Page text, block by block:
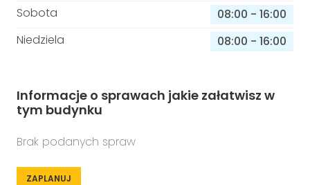
Sobota 08:00 - 16:00
Niedziela
08:00 - 16:00
Informacje o sprawach jakie załatwisz w
tym budynku
Brak podanych spraw
ZAPLANUJ